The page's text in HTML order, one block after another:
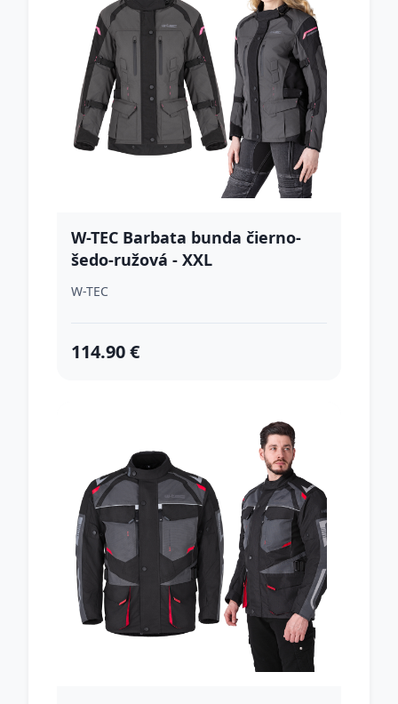
W-TEC Barbata bunda čierno-
šedo-ružová - XXL
W-TEC
114.90 €